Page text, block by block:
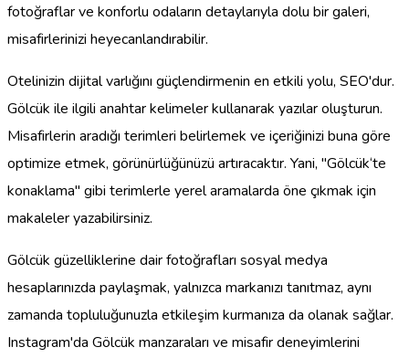
fotoğraflar ve konforlu odaların detaylarıyla dolu bir galeri,
misafirlerinizi heyecanlandırabilir.
Otelinizin dijital varlığını güçlendirmenin en etkili yolu, SEO'dur.
Gölcük ile ilgili anahtar kelimeler kullanarak yazılar oluşturun.
Misafirlerin aradığı terimleri belirlemek ve içeriğinizi buna göre
optimize etmek, görünürlüğünüzü artıracaktır. Yani, "Gölcük‘te
konaklama" gibi terimlerle yerel aramalarda öne çıkmak için
makaleler yazabilirsiniz.
Gölcük güzelliklerine dair fotoğrafları sosyal medya
hesaplarınızda paylaşmak, yalnızca markanızı tanıtmaz, aynı
zamanda topluluğunuzla etkileşim kurmanıza da olanak sağlar.
Instagram'da Gölcük manzaraları ve misafir deneyimlerini